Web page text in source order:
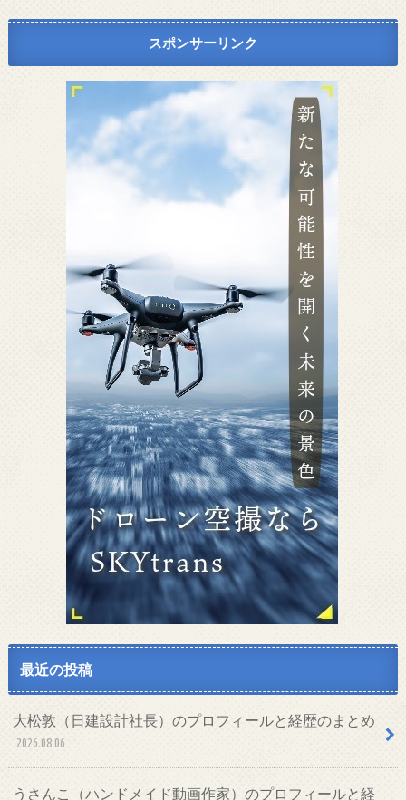
スポンサーリンク
最近の投稿
大松敦（日建設計社長）のプロフィールと経歴のまとめ
2026.08.06
うさんこ（ハンドメイド動画作家）のプロフィールと経